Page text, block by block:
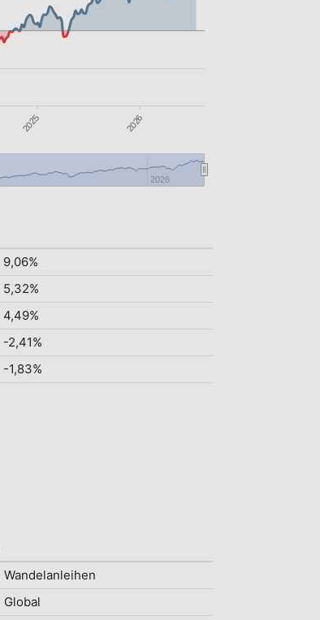
2025 2026
2026
9,06%
5,32%
4,49%
-2,41%
-1,83%
Wandelanleihen
Global